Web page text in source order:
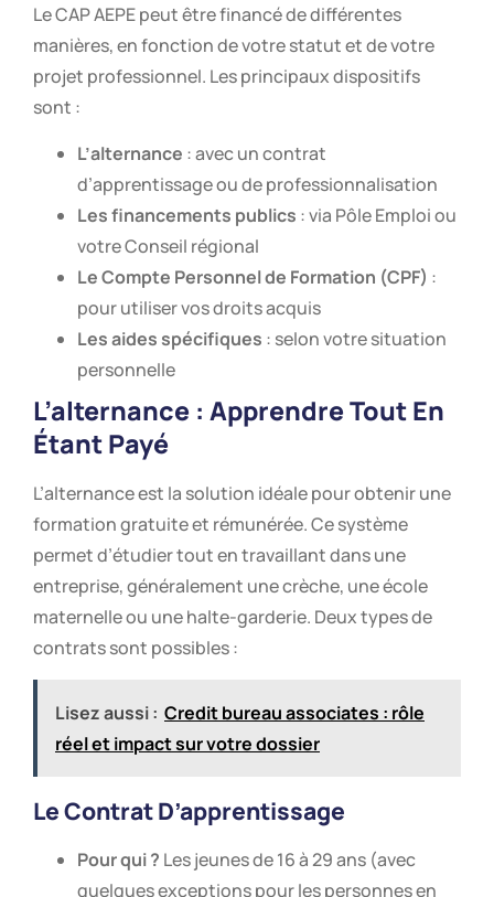
Le CAP AEPE peut être financé de différentes
manières, en fonction de votre statut et de votre
projet professionnel. Les principaux dispositifs
sont :
L’alternance : avec un contrat
d’apprentissage ou de professionnalisation
Les financements publics : via Pôle Emploi ou
votre Conseil régional
Le Compte Personnel de Formation (CPF) :
pour utiliser vos droits acquis
Les aides spécifiques : selon votre situation
personnelle
L’alternance : Apprendre Tout En
Étant Payé
L’alternance est la solution idéale pour obtenir une
formation gratuite et rémunérée. Ce système
permet d’étudier tout en travaillant dans une
entreprise, généralement une crèche, une école
maternelle ou une halte-garderie. Deux types de
contrats sont possibles :
Lisez aussi : Credit bureau associates : rôle
réel et impact sur votre dossier
Le Contrat D’apprentissage
Pour qui ? Les jeunes de 16 à 29 ans (avec
quelques exceptions pour les personnes en